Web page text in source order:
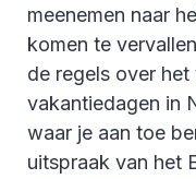
meenemen naar
komen te
de regels over het
vakantiedagen in
waar je aan toe
uitspraak van het